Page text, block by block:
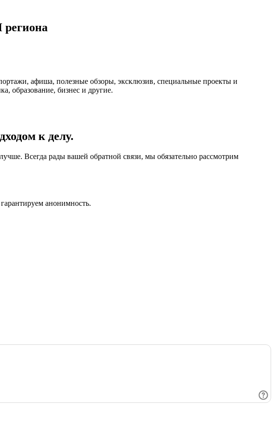
афиша, полезные обзоры, эксклюзив, специальные проекты и
образование, бизнес и другие.
к делу.
Всегда рады вашей обратной связи, мы обязательно рассмотрим
анонимность.